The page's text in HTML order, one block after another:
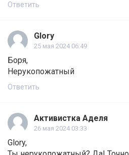
Ответить
Glory
25 мая 2024 06:49
Боря,
Нерукопожатный
Ответить
Активистка Аделя
26 мая 2024 03:33
Glory,